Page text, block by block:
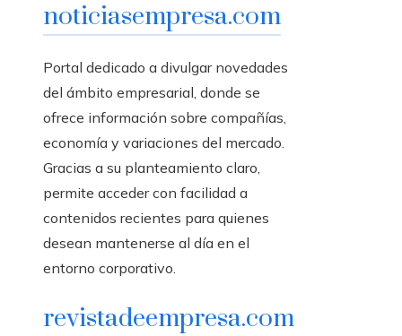
noticiasempresa.com
Portal dedicado a divulgar novedades
del ámbito empresarial, donde se
ofrece información sobre compañías,
economía y variaciones del mercado.
Gracias a su planteamiento claro,
permite acceder con facilidad a
contenidos recientes para quienes
desean mantenerse al día en el
entorno corporativo.
revistadeempresa.com